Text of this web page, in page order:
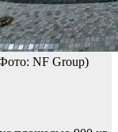
NF Group)